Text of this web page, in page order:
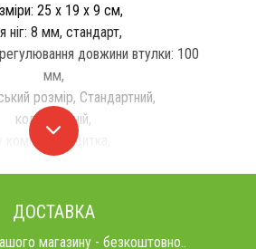
25 х 19 х 9 см,
ніг: 8 мм, стандарт,
довжини втулки: 100
мм,
розмір, Стандартний,
колір: сріній,
у комплекті: щитка,
ДОСТАВКА
магазину - безкоштовно..